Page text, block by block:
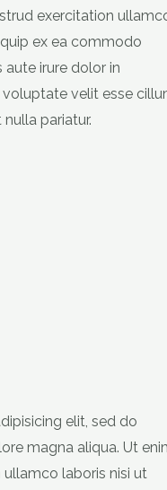
pariatur.
elit, sed do
magna aliqua. Ut
laboris nisi ut